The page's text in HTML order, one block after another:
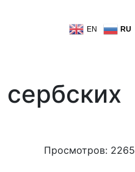
EN RU
Просмотров: 2265